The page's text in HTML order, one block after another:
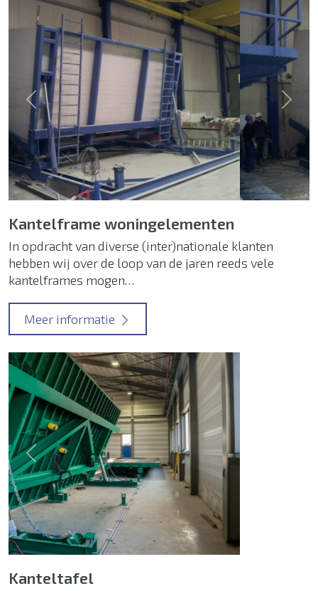
Previous Next
Kantelframe woningelementen
In opdracht van diverse (inter)nationale klanten
hebben wij over de loop van de jaren reeds vele
kantelframes mogen…
Meer informatie
Previous
Kanteltafel